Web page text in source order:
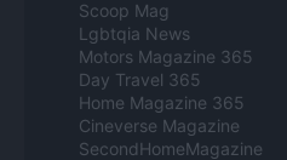
Scoop Mag
Lgbtqia News
Motors Magazine 365
Day Travel 365
Home Magazine 365
Cineverse Magazine
SecondHomeMagazine